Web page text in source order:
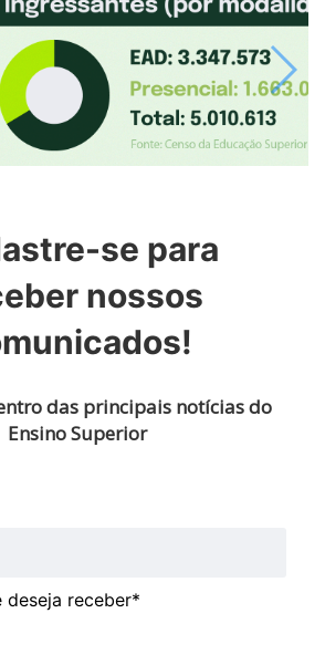
Next
se para
nossos
das principais notícias do
Ensino Superior
deseja receber*